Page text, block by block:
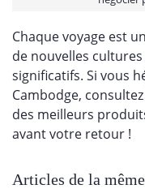
Chaque voyage est
de nouvelles
significatifs. Si vous
Cambodge,
des meilleurs
avant votre retour !
Articles de la